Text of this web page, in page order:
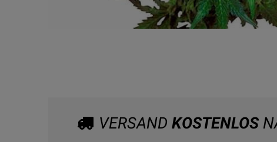
VERSAND KOSTENLOS